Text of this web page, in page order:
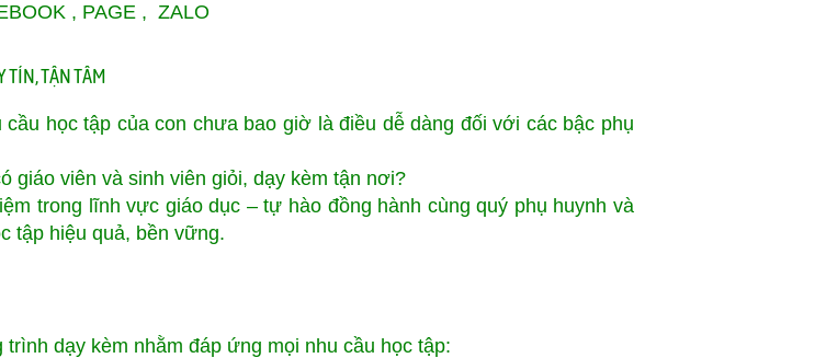
, PAGE , ZALO
TÍN, TẬN TÂM
học tập của con chưa bao giờ là điều dễ dàng đối với các bậc phụ
giáo viên và sinh viên giỏi, dạy kèm tận nơi?
trong lĩnh vực giáo dục – tự hào đồng hành cùng quý phụ huynh và
tập hiệu quả, bền vững.
dạy kèm nhằm đáp ứng mọi nhu cầu học tập: